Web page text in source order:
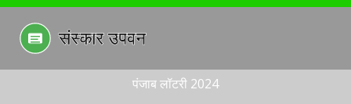
पंजाब लॉटरी 2024